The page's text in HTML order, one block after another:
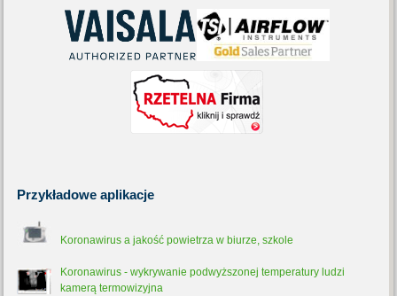
Przykładowe aplikacje
Koronawirus a jakość powietrza w biurze, szkole
Koronawirus - wykrywanie podwyższonej temperatury ludzi
kamerą termowizyjna